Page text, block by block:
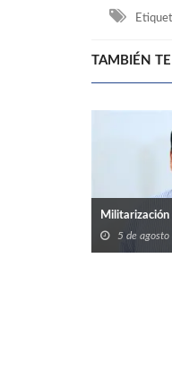
TAMBIÉN
Militarización
5 de